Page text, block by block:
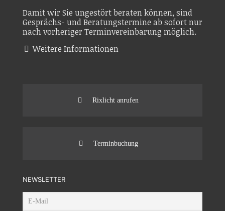
Damit wir Sie ungestört beraten können, sind
Gesprächs- und Beratungstermine ab sofort nur
nach vorheriger Terminvereinbarung möglich.
Weitere Informationen
Rixlicht anrufen
Terminbuchung
NEWSLETTER